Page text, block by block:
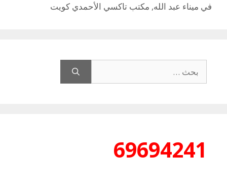
في ميناء عبد الله, مكتب تاكسي الأحمدي كويت
عن:
69694241